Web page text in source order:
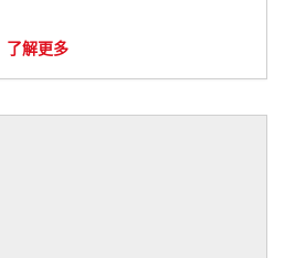
了解更多